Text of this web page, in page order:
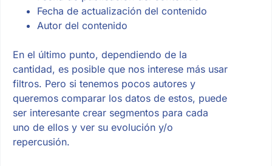
Fecha de actualización del contenido
Autor del contenido
En el último punto, dependiendo de la
cantidad, es posible que nos interese más usar
filtros. Pero si tenemos pocos autores y
queremos comparar los datos de estos, puede
ser interesante crear segmentos para cada
uno de ellos y ver su evolución y/o
repercusión.